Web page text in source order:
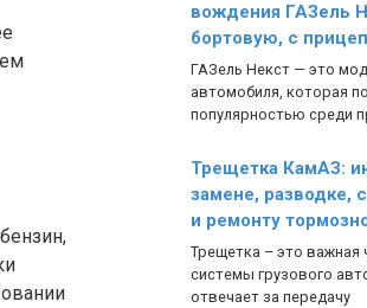
вождения ГАЗель
бортовую, с
ГАЗель Некст — это
автомобиля, которая
популярностью среди
Трещетка КамАЗ:
замене, разводке,
и ремонту
Трещетка – это важная
системы грузового
отвечает за передачу